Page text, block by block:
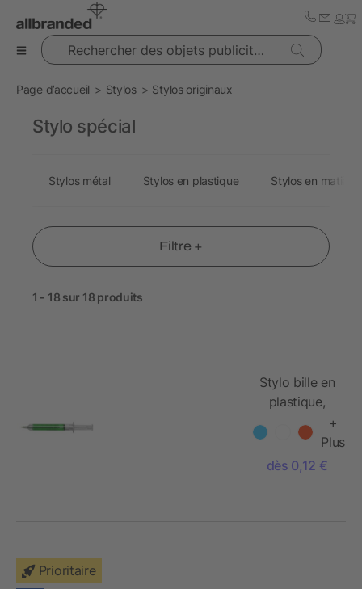
Rechercher des objets publicitaires
Page d’accueil Stylos Stylos originaux
Filtre +
1 - 18 sur 18 produits
Stylo bille en
plastique,
+
Plus
dès 0,12 €
Prioritaire
Stylo spécial
Stylos métal Stylos en plastique Stylos en matière